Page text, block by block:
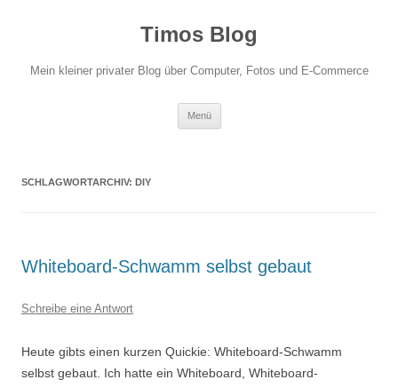
Timos Blog
Mein kleiner privater Blog über Computer, Fotos und E-Commerce
Menü
SCHLAGWORTARCHIV: DIY
Whiteboard-Schwamm selbst gebaut
Schreibe eine Antwort
Heute gibts einen kurzen Quickie: Whiteboard-Schwamm
selbst gebaut. Ich hatte ein Whiteboard, Whiteboard-